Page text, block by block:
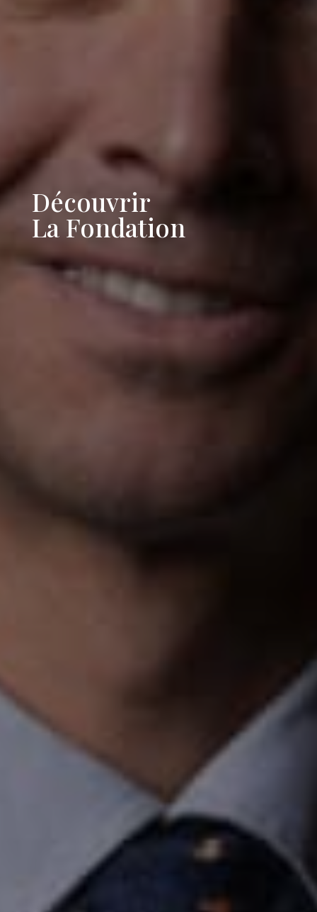
Découvrir
La Fondation